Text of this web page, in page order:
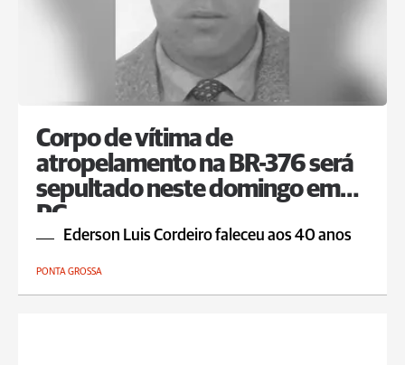
Corpo de vítima de
atropelamento na BR-376 será
sepultado neste domingo em
PG
Ederson Luis Cordeiro faleceu aos 40 anos
PONTA GROSSA